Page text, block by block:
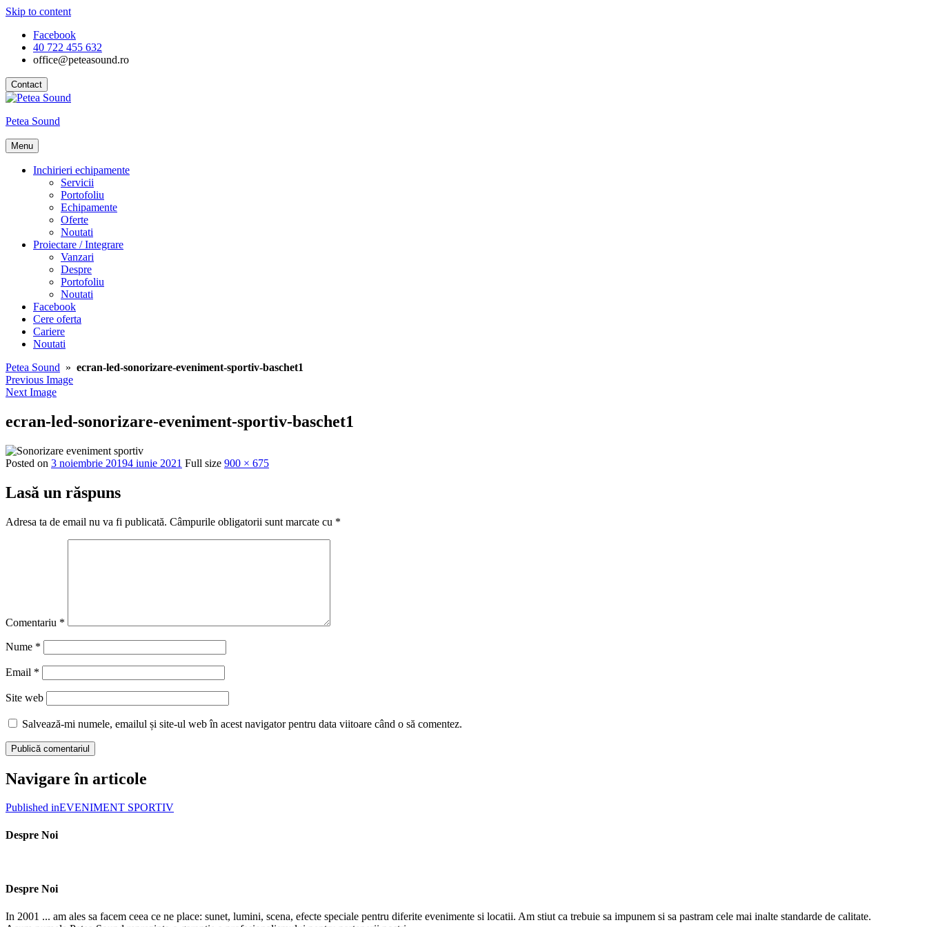
Skip to content
Facebook
40 722 455 632
office@peteasound.ro
Contact
Petea Sound
Menu
Inchirieri echipamente
Servicii
Portofoliu
Echipamente
Oferte
Noutati
Proiectare / Integrare
Vanzari
Despre
Portofoliu
Noutati
Facebook
Cere oferta
Cariere
Noutati
Petea Sound » ecran-led-sonorizare-eveniment-sportiv-baschet1
Previous Image
Next Image
ecran-led-sonorizare-eveniment-sportiv-baschet1
Posted on 3 noiembrie 20194 iunie 2021 Full size 900 × 675
Lasă un răspuns
Adresa ta de email nu va fi publicată. Câmpurile obligatorii sunt marcate cu *
Comentariu *
Nume *
Email *
Site web
Salvează-mi numele, emailul și site-ul web în acest navigator pentru data viitoare când o să comentez.
Navigare în articole
Published inEVENIMENT SPORTIV
Despre Noi
Despre Noi
In 2001 ... am ales sa facem ceea ce ne place: sunet, lumini, scena, efecte speciale pentru diferite evenimente si locatii. Am stiut ca trebuie sa impunem si sa pastram cele mai inalte standarde de calitate.